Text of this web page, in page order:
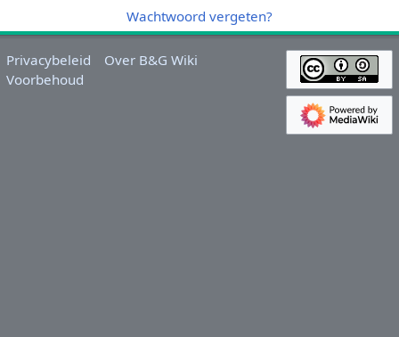
Wachtwoord vergeten?
Privacybeleid
Over B&G Wiki
Voorbehoud